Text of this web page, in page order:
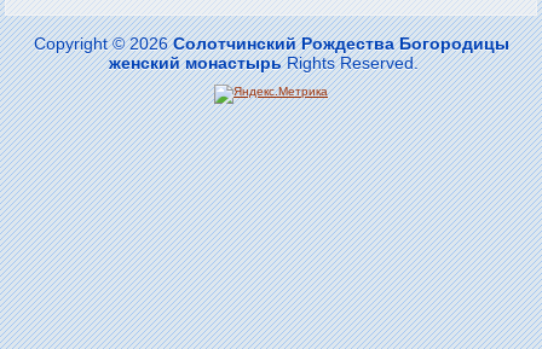
Copyright © 2026Солотчинский Рождества Богородицы
женский монастырьRights Reserved.